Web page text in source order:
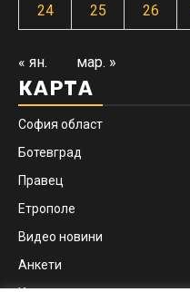
24 25 26
« ян. мар. »
КАРТА
София област
Ботевград
Правец
Етрополе
Видео новини
Анкети